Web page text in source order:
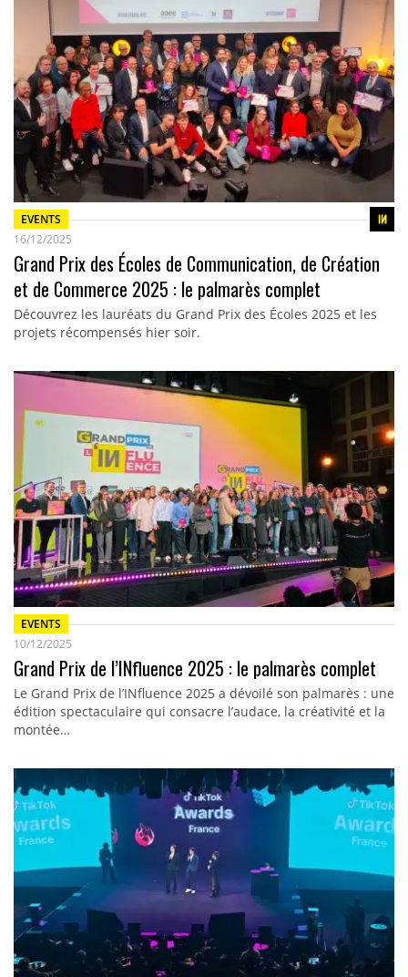
EVENTS
16/12/2025
Grand Prix des Écoles de Communication, de Création
et de Commerce 2025 : le palmarès complet
Découvrez les lauréats du Grand Prix des Écoles 2025 et les
projets récompensés hier soir.
EVENTS
10/12/2025
Grand Prix de l’INfluence 2025 : le palmarès complet
Le Grand Prix de l’INfluence 2025 a dévoilé son palmarès : une
édition spectaculaire qui consacre l’audace, la créativité et la
montée…